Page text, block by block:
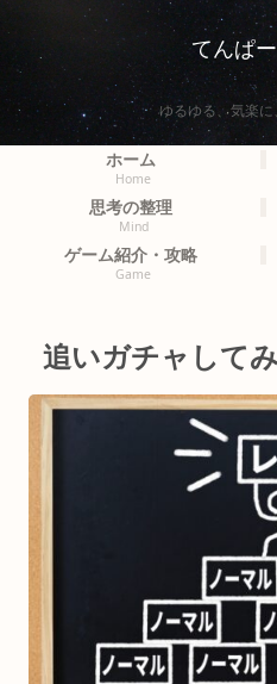
てんぱ
ゆるゆる、気楽
ホーム
Home
思考の整理
Mind
ゲーム紹介・攻略
Game
追いガチャしてみ